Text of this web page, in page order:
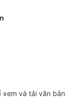
xem và tải văn bản